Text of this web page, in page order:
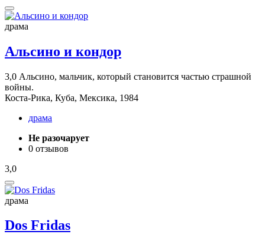
драма
Альсино и кондор
3,0 Альсино, мальчик, который становится частью страшной
войны.
Коста-Рика, Куба, Мексика, 1984
драма
Не разочарует
0 отзывов
3,0
драма
Dos Fridas